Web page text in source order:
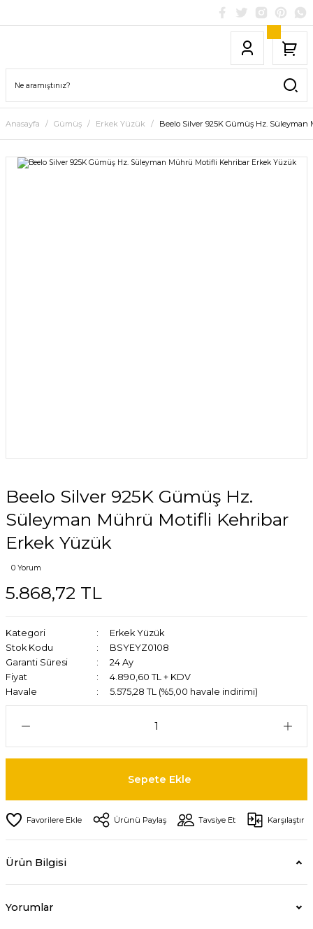
Anasayfa Gümüş Erkek Yüzük Beelo Silver 925K Gümüş Hz.
Beelo Silver 925K Gümüş Hz.
Süleyman Mührü Motifli Kehribar
Erkek Yüzük
0 Yorum
5.868,72 TL
Kategori
Erkek Yüzük
Stok Kodu
BSYEYZ0108
Garanti Süresi
24 Ay
Fiyat
4.890,60 TL + KDV
Havale
5.575,28 TL (%5,00 havale indirimi)
Sepete Ekle
Ürünü Paylaş Tavsiye Et Karşılaştır
Ürün Bilgisi
Yorumlar